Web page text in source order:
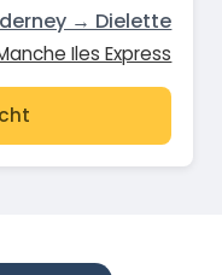
→ Dielette
Iles Express